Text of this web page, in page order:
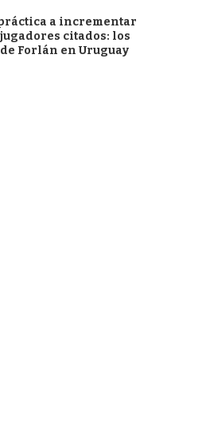
a incrementar
citados: los
Forlán en Uruguay